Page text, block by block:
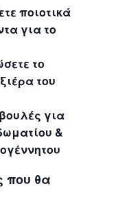
ποιοτικά
για το
το
του
για
&
που θα